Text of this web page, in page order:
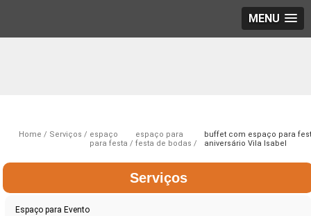
MENU
Home Serviços
espaço
para festa
espaço para
festa de bodas
buffet com espaço para
aniversário Vila Isabel
Serviços
Espaço para Evento